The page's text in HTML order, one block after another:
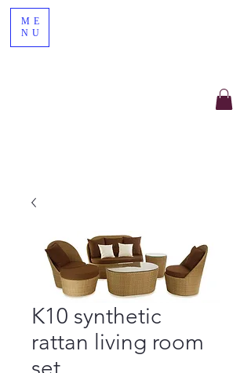
ME
NU
K10 synthetic
rattan living room